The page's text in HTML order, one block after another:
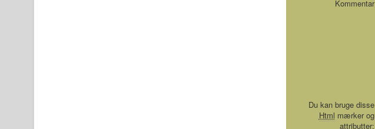
Kommentar
Du kan bruge disse
Html mærker og
attributter: